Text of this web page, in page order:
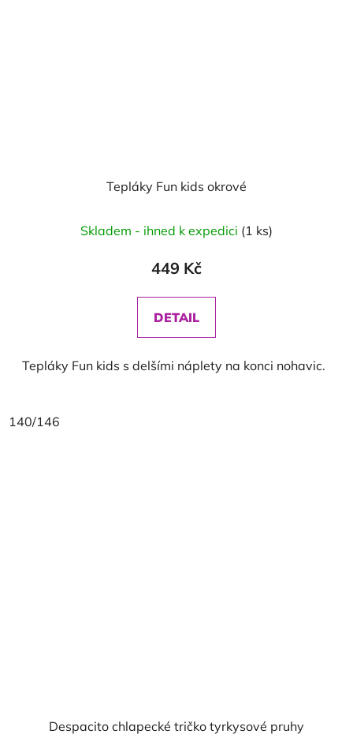
Tepláky Fun kids okrové
Skladem - ihned k expedici (1 ks)
449 Kč
DETAIL
Tepláky Fun kids s delšími náplety na konci nohavic.
140/146
Despacito chlapecké tričko tyrkysové pruhy